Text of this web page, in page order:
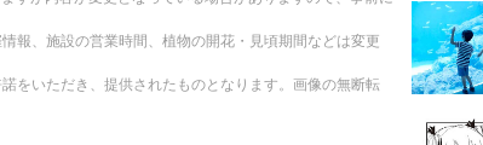
報、施設の営業時間、植物の開花・見頃期間などは変更
をいただき、提供されたものとなります。画像の無断転